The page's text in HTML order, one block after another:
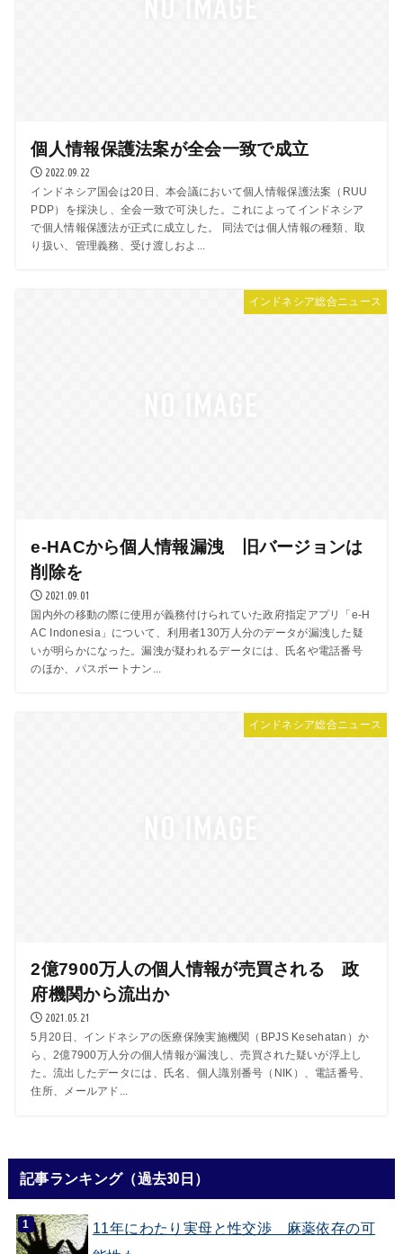
個人情報保護法案が全会一致で成立
2022.09.22
インドネシア国会は20日、本会議において個人情報保護法案（RUU
PDP）を採決し、全会一致で可決した。これによってインドネシア
で個人情報保護法が正式に成立した。 同法では個人情報の種類、取
り扱い、管理義務、受け渡しおよ...
インドネシア総合ニュース
e-HACから個人情報漏洩 旧バージョンは
削除を
2021.09.01
国内外の移動の際に使用が義務付けられていた政府指定アプリ「e-H
AC Indonesia」について、利用者130万人分のデータが漏洩した疑
いが明らかになった。漏洩が疑われるデータには、氏名や電話番号
のほか、パスポートナン...
インドネシア総合ニュース
2億7900万人の個人情報が売買される 政
府機関から流出か
2021.05.21
5月20日、インドネシアの医療保険実施機関（BPJS Kesehatan）か
ら、2億7900万人分の個人情報が漏洩し、売買された疑いが浮上し
た。流出したデータには、氏名、個人識別番号（NIK）、電話番号、
住所、メールアド...
記事ランキング（過去30日）
11年にわたり実母と性交渉 麻薬依存の可